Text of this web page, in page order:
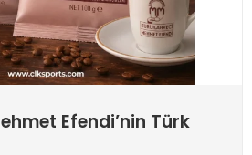
Efendi’nin Türk